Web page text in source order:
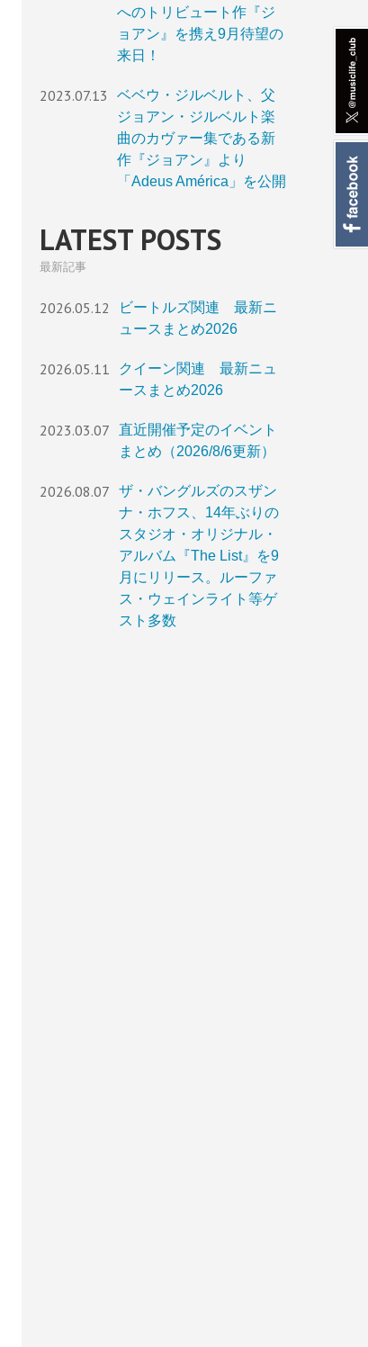
へのトリビュート作『ジ
ョアン』を携え9月待望の
来日！
2023.07.13
ベベウ・ジルベルト、父
ジョアン・ジルベルト楽
曲のカヴァー集である新
作『ジョアン』より
「Adeus América」を公開
LATEST POSTS
最新記事
2026.05.12
ビートルズ関連 最新ニ
ュースまとめ2026
2026.05.11
クイーン関連 最新ニュ
ースまとめ2026
2023.03.07
直近開催予定のイベント
まとめ（2026/8/6更新）
2026.08.07
ザ・バングルズのスザン
ナ・ホフス、14年ぶりの
スタジオ・オリジナル・
アルバム『The List』を9
月にリリース。ルーファ
ス・ウェインライト等ゲ
スト多数